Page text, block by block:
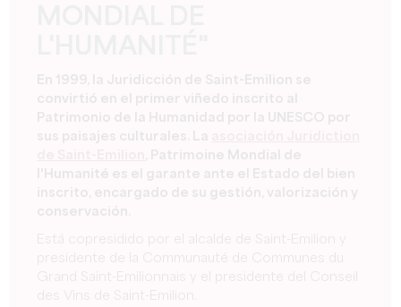
En 1999, la Juridicción de Saint-Emilion se
convirtió en el primer viñedo inscrito al
Patrimonio de la Humanidad por la UNESCO por
sus paisajes culturales. La
, Patrimoine Mondial de
l'Humanité es el garante ante el Estado del bien
inscrito, encargado de su gestión, valorización y
conservación.
Está copresidido por el alcalde de Saint-Emilion y
presidente de la Communauté de Communes du
Grand Saint-Emilionnais y el presidente del Conseil
des Vins de Saint-Emilion.